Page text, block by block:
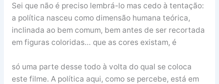
Sei que não é preciso lembrá-lo mas cedo à tentação:
a política nasceu como dimensão humana teórica,
inclinada ao bem comum, bem antes de ser recortada
em figuras coloridas… que as cores existam, é
só uma parte desse todo à volta do qual se coloca
este filme. A política aqui, como se percebe, está em